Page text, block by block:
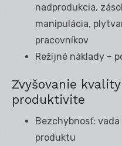
nadprodukcia,
manipulácia,
pracovníkov
Režijné náklady –
Zvyšovanie
produktivite
Bezchybnosť:
produktu